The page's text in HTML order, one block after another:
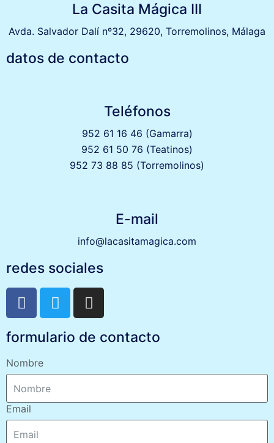
La Casita Mágica III
Avda. Salvador Dalí nº32, 29620, Torremolinos, Málaga
datos de contacto
Teléfonos
952 61 16 46 (Gamarra)
952 61 50 76 (Teatinos)
952 73 88 85 (Torremolinos)
E-mail
info@lacasitamagica.com
redes sociales
formulario de contacto
Nombre
Email